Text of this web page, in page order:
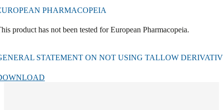
PHARMACOPEIA
product has not been tested for European Pharmacopeia.
STATEMENT ON NOT USING TALLOW